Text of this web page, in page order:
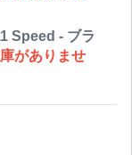
Speed - ブラ
がありませ